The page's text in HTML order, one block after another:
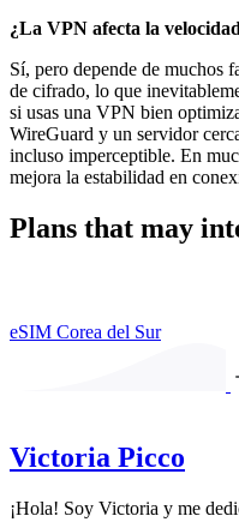
¿La VPN afecta la
Sí, pero depende de muchos
de cifrado, lo que
si usas una VPN bien
WireGuard y un servidor
incluso imperceptible. En
mejora la estabilidad en
Plans that may
eSIM Corea del Sur
Victoria Picco
¡Hola! Soy Victoria y me